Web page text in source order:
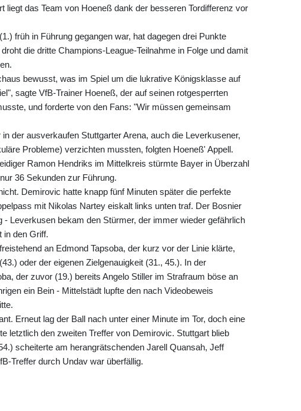
liegt das Team von Hoeneß dank der besseren Tordifferenz vor
früh in Führung gegangen war, hat dagegen drei Punkte
die dritte Champions-League-Teilnahme in Folge und damit
bewusst, was im Spiel um die lukrative Königsklasse auf
sagte VfB-Trainer Hoeneß, der auf seinen rotgesperrten
und forderte von den Fans: "Wir müssen gemeinsam
der ausverkaufen Stuttgarter Arena, auch die Leverkusener,
Probleme) verzichten mussten, folgten Hoeneß' Appell.
Ramon Hendriks im Mittelkreis stürmte Bayer in Überzahl
36 Sekunden zur Führung.
Demirovic hatte knapp fünf Minuten später die perfekte
mit Nikolas Nartey eiskalt links unten traf. Der Bosnier
- Leverkusen bekam den Stürmer, der immer wieder gefährlich
in den Griff.
an Edmond Tapsoba, der kurz vor der Linie klärte,
oder der eigenen Zielgenauigkeit (31., 45.). In der
der zuvor (19.) bereits Angelo Stiller im Strafraum böse an
ein Bein - Mittelstädt lupfte den nach Videobeweis
Erneut lag der Ball nach unter einer Minute im Tor, doch eine
letztlich den zweiten Treffer von Demirovic. Stuttgart blieb
scheiterte am herangrätschenden Jarell Quansah, Jeff
Treffer durch Undav war überfällig.